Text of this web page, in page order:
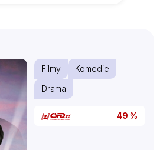
Filmy
Komedie
Drama
49 %